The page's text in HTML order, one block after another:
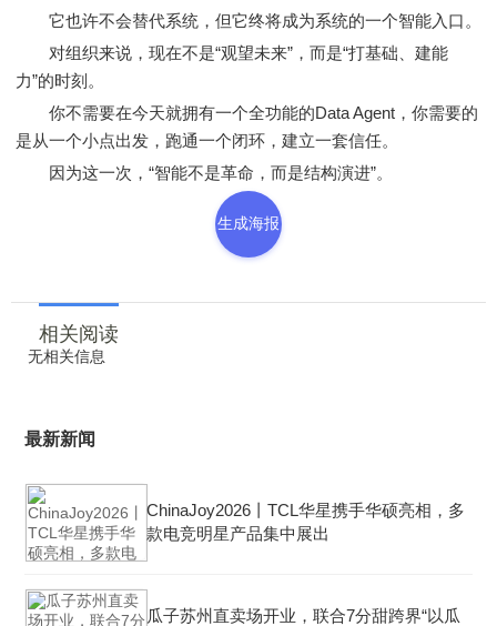
它也许不会替代系统，但它终将成为系统的一个智能入口。
对组织来说，现在不是“观望未来”，而是“打基础、建能
力”的时刻。
你不需要在今天就拥有一个全功能的Data Agent，你需要的
是从一个小点出发，跑通一个闭环，建立一套信任。
因为这一次，“智能不是革命，而是结构演进”。
生成海报
相关阅读
无相关信息
最新新闻
ChinaJoy2026丨TCL华星携手华硕亮相，多
款电竞明星产品集中展出
瓜子苏州直卖场开业，联合7分甜跨界“以瓜